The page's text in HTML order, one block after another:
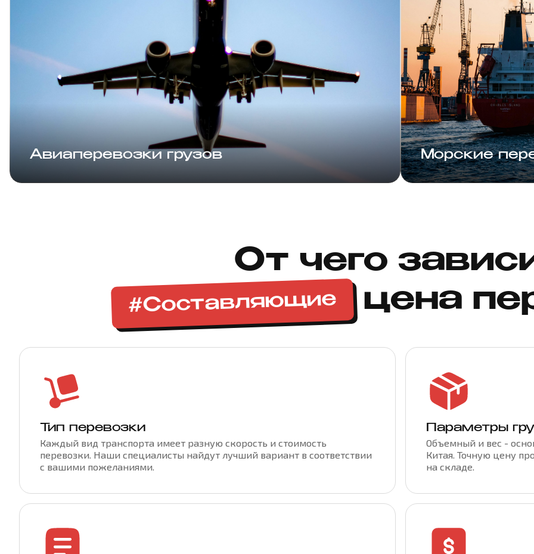
Авиаперевозки грузов Морские
От чего
#Составляющие цена
Тип перевозки
Каждый вид транспорта имеет разную скорость и стоимость
перевозки. Наши специалисты найдут лучший вариант в соответствии
с вашими пожеланиями.
Параметры
Объемный и вес -
Китая. Точную цену
на складе.